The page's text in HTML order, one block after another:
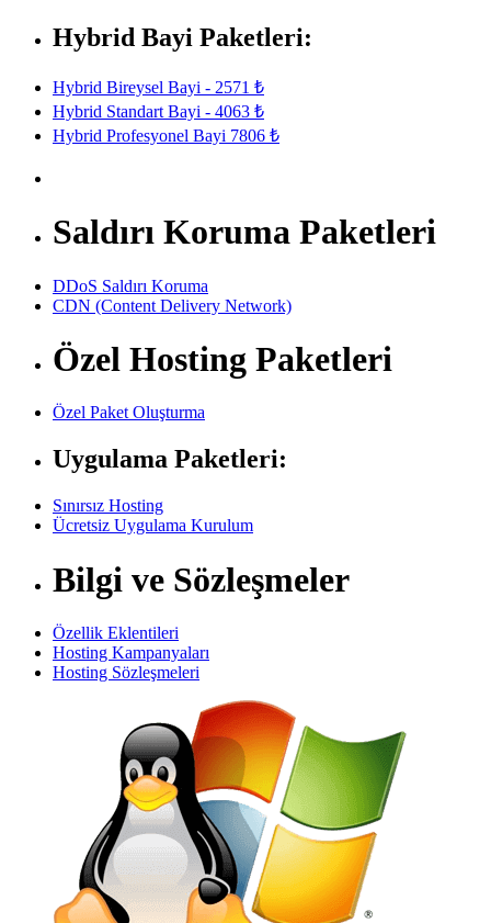
Hybrid Bayi Paketleri:
Hybrid Bireysel Bayi - 2571 ₺
Hybrid Standart Bayi - 4063 ₺
Hybrid Profesyonel Bayi 7806 ₺
Saldırı Koruma Paketleri
DDoS Saldırı Koruma
CDN (Content Delivery Network)
Özel Hosting Paketleri
Özel Paket Oluşturma
Uygulama Paketleri:
Sınırsız Hosting
Ücretsiz Uygulama Kurulum
Bilgi ve Sözleşmeler
Özellik Eklentileri
Hosting Kampanyaları
Hosting Sözleşmeleri